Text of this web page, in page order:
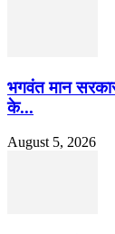
भगवंत मान
के...
August 5, 2026